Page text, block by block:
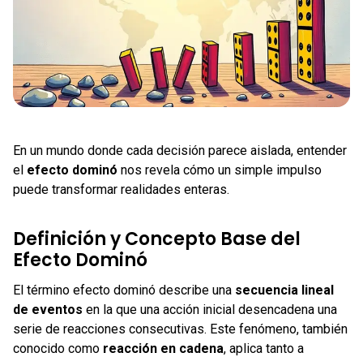
En un mundo donde cada decisión parece aislada, entender
el efecto dominó nos revela cómo un simple impulso
puede transformar realidades enteras.
Definición y Concepto Base del
Efecto Dominó
El término efecto dominó describe una secuencia lineal
de eventos en la que una acción inicial desencadena una
serie de reacciones consecutivas. Este fenómeno, también
conocido como reacción en cadena, aplica tanto a